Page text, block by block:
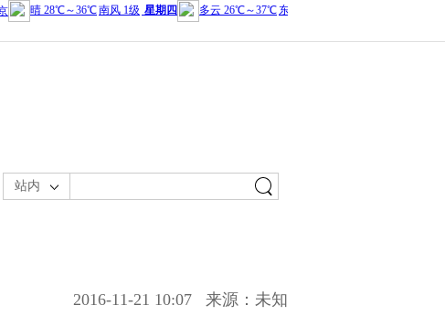
站内
2016-11-21 10:07 来源：未知